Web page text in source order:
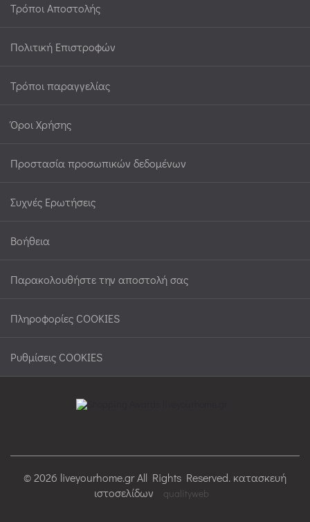
Τρόποι Αποστολής
Πολιτική Επιστροφών
Τρόποι παραγγελίας
Όροι Χρήσης
Προστασία προσωπικών δεδομένων
Συχνές Ερωτήσεις
Βοήθεια
Παρακολουθήστε την αποστολή σας
Πληροφορίες COOKIES
Ρυθμίσεις COOKIES
© 2026 liveyourhome.gr All Rights Reserved. κατασκευή
ιστοσελίδων
qualityweb